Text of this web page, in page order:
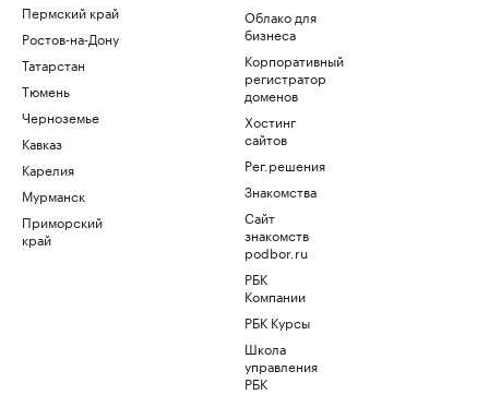
Пермский край
Ростов-на-Дону
Татарстан
Тюмень
Черноземье
Кавказ
Карелия
Мурманск
Приморский
край
Облако для
бизнеса
Корпоративный
регистратор
доменов
Хостинг
сайтов
Рег.решения
Знакомства
Сайт
знакомств
podbor.ru
РБК
Компании
РБК Курсы
Школа
управления
РБК